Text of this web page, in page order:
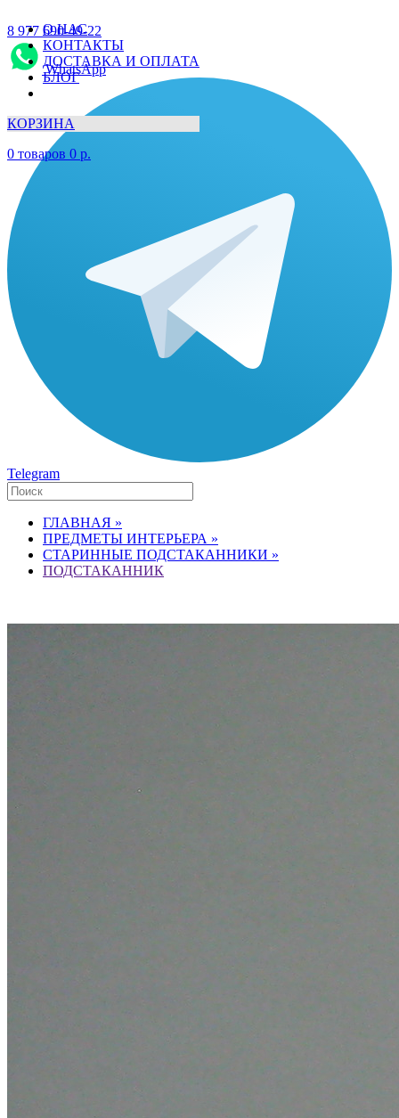
О НАС
КОНТАКТЫ
ДОСТАВКА И ОПЛАТА
БЛОГ
КОРЗИНА
0 товаров 0 р.
8 977 690-49-22
WhatsApp
Telegram
ГЛАВНАЯ »
ПРЕДМЕТЫ ИНТЕРЬЕРА »
СТАРИННЫЕ ПОДСТАКАННИКИ »
ПОДСТАКАННИК